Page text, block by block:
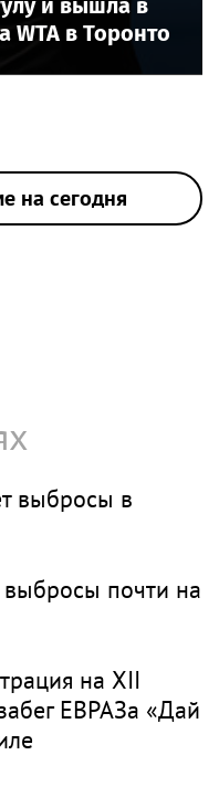
и вышла в
WTA в Торонто
на сегодня
выбросы в
почти на
на XII
ЕВРАЗа «Дай